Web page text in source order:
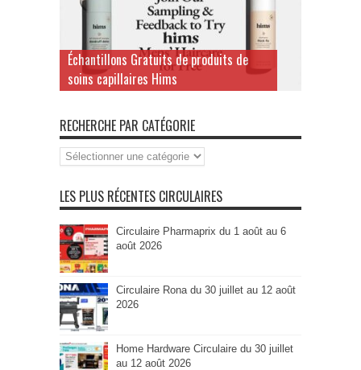
Échantillons Gratuits de produits de
soins capillaires Hims
RECHERCHE PAR CATÉGORIE
Recherche
par
LES PLUS RÉCENTES CIRCULAIRES
Circulaire Pharmaprix du 1 août au 6
août 2026
Circulaire Rona du 30 juillet au 12 août
2026
Home Hardware Circulaire du 30 juillet
au 12 août 2026